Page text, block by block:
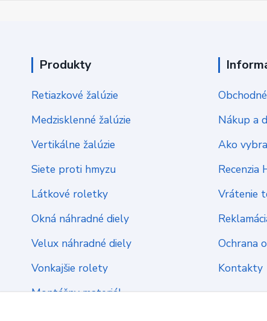
Produkty
Retiazkové žalúzie
Medzisklenné žalúzie
Vertikálne žalúzie
Siete proti hmyzu
Látkové roletky
Okná náhradné diely
Velux náhradné diely
Vonkajšie rolety
Montážny materiál
Nákup a
Ako
Recenzia
Vrátenie
Ochrana
Kontakty